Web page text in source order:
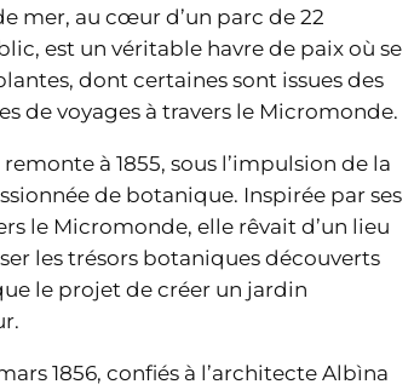
mer, au cœur d’un parc de 22
est un véritable havre de paix où se
dont certaines sont issues des
de voyages à travers le Micromonde.
à 1855, sous l’impulsion de la
de botanique. Inspirée par ses
le Micromonde, elle rêvait d’un lieu
les trésors botaniques découverts
le projet de créer un jardin
1856, confiés à l’architecte Albìna